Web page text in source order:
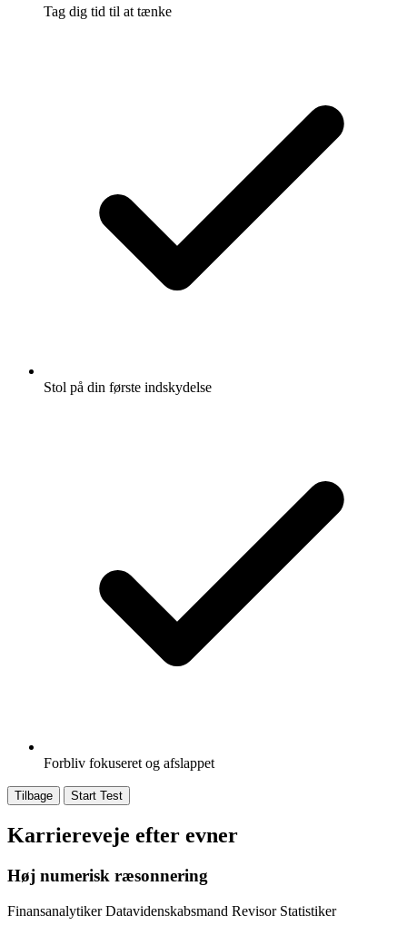
Tag dig tid til at tænke
Stol på din første indskydelse
Forbliv fokuseret og afslappet
Tilbage Start Test
Karriereveje efter evner
Høj numerisk ræsonnering
FinansanalytikerDatavidenskabsmand Revisor Statistiker